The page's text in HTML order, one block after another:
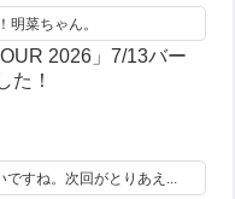
明菜ちゃん。
2026」7/13バー
た！
すね。次回がとりあえ...